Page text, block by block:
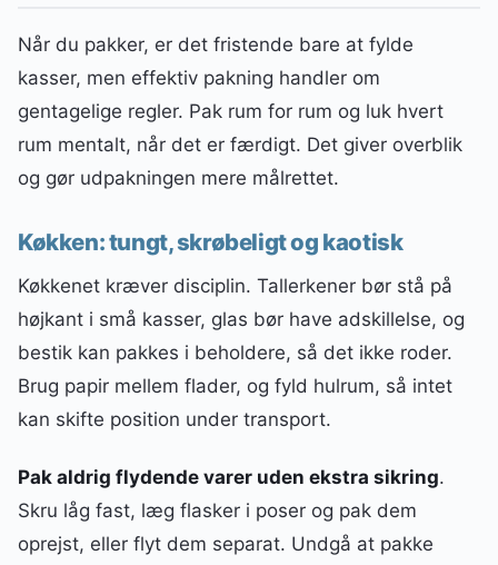
Når du pakker, er det fristende bare at fylde
kasser, men effektiv pakning handler om
gentagelige regler. Pak rum for rum og luk hvert
rum mentalt, når det er færdigt. Det giver overblik
og gør udpakningen mere målrettet.
Køkken: tungt, skrøbeligt og kaotisk
Køkkenet kræver disciplin. Tallerkener bør stå på
højkant i små kasser, glas bør have adskillelse, og
bestik kan pakkes i beholdere, så det ikke roder.
Brug papir mellem flader, og fyld hulrum, så intet
kan skifte position under transport.
Pak aldrig flydende varer uden ekstra sikring.
Skru låg fast, læg flasker i poser og pak dem
oprejst, eller flyt dem separat. Undgå at pakke